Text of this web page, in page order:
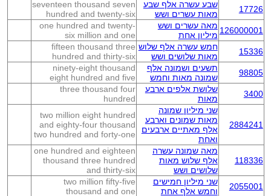
17726
שבע עשרה אלף שבע
מאות עשרים ושש
seventeen thousand seven
hundred and twenty-six
126000001 מאה עשרים ושש
מיליון אחת
one hundred and twenty-
six million and one
15336
חמש עשרה אלף שלוש
מאות שלושים ושש
fifteen thousand three
hundred and thirty-six
98805
תשעים ושמונה אלף
שמונה מאות וחמש
ninety-eight thousand
eight hundred and five
3400
שלושת אלפים ארבע
מאות
three thousand four
hundred
2884241
שני מיליון שמונה
מאות שמונים וארבע
אלף מאתיים ארבעים
ואחת
two million eight hundred
and eighty-four thousand
two hundred and forty-one
118336
מאה שמונה עשרה
אלף שלוש מאות
שלושים ושש
one hundred and eighteen
thousand three hundred
and thirty-six
2055001
שני מיליון חמישים
וחמש אלף אחת
two million fifty-five
thousand and one